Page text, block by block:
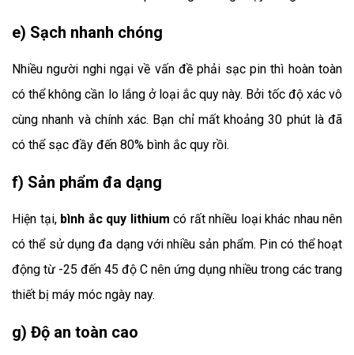
e) Sạch nhanh chóng
Nhiều người nghi ngại về vấn đề phải sạc pin thì hoàn toàn
có thể không cần lo lắng ở loại ắc quy này. Bởi tốc độ xác vô
cùng nhanh và chính xác. Bạn chỉ mất khoảng 30 phút là đã
có thể sạc đầy đến 80% bình ắc quy rồi.
f) Sản phẩm đa dạng
Hiện tại, bình ắc quy lithium có rất nhiều loại khác nhau nên
có thể sử dụng đa dạng với nhiều sản phẩm. Pin có thể hoạt
động từ -25 đến 45 độ C nên ứng dụng nhiều trong các trang
thiết bị máy móc ngày nay.
g) Độ an toàn cao